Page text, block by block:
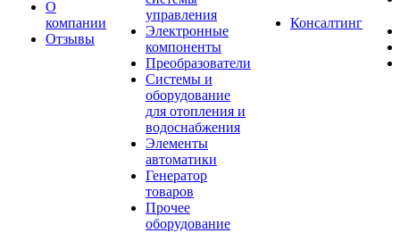
О
компании
Отзывы
управления
Электронные
компоненты
Преобразователи
Системы и
оборудование
для отопления и
водоснабжения
Элементы
автоматики
Генератор
товаров
Прочее
оборудование
Консалтинг